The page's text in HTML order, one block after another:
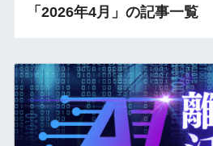
「2026年4月」の記事一覧